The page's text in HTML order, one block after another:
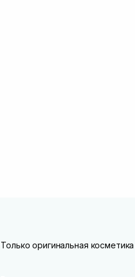
Только оригинальная косметика